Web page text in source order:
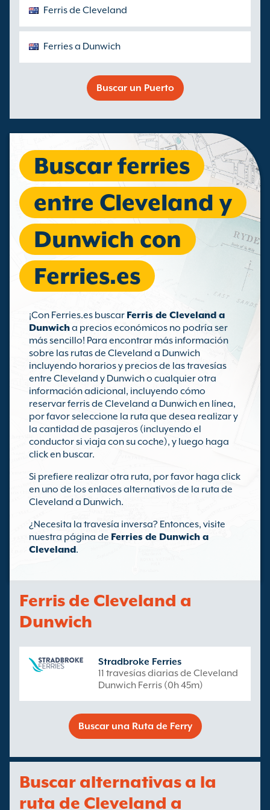
Ferris de Cleveland
Ferries a Dunwich
Buscar un Puerto
Buscar ferries
entre Cleveland y
Dunwich con
Ferries.es
¡Con Ferries.es buscar Ferris de Cleveland a
Dunwicha precios económicos no podría ser
más sencillo! Para encontrar más información
sobre las rutas de Cleveland a Dunwich
incluyendo horarios y precios de las travesías
entre Cleveland y Dunwich o cualquier otra
información adicional, incluyendo cómo
reservar ferris de Cleveland a Dunwich en línea,
por favor seleccione la ruta que desea realizar y
la cantidad de pasajeros (incluyendo el
conductor si viaja con su coche), y luego haga
click en buscar.
Si prefiere realizar otra ruta, por favor haga click
en uno de los enlaces alternativos de la ruta de
Cleveland a Dunwich.
¿Necesita la travesía inversa? Entonces, visite
nuestra página de Ferries de Dunwich a
Cleveland.
Ferris de Cleveland a
Dunwich
Stradbroke Ferries
11 travesías diarias de Cleveland
Dunwich Ferris (0h 45m)
Buscar una Ruta de Ferry
Buscar alternativas a la
ruta de Cleveland a